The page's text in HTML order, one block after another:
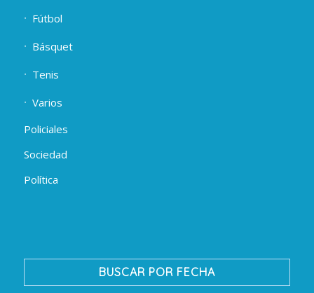
Fútbol
Básquet
Tenis
Varios
Policiales
Sociedad
Política
BUSCAR POR FECHA